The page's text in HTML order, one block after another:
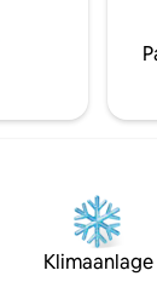
Klimaanlage